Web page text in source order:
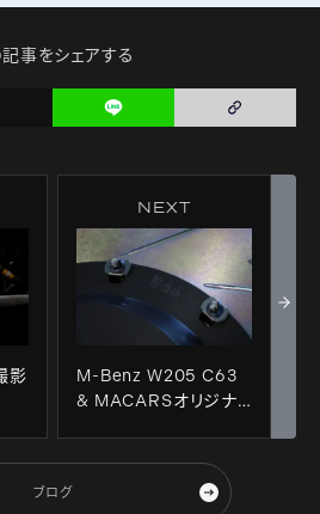
事をシェアする
影
NEXT
M-Benz W205 C63
& MACARSオリジナ
ブログ